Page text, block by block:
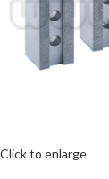
Click to enlarge